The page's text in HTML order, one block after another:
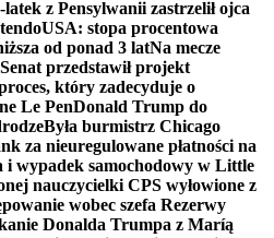
latek z Pensylwanii zastrzelił ojca
USA: stopa procentowa
od ponad 3 latNa mecze
przedstawił projekt
który zadecyduje o
Le PenDonald Trump do
Była burmistrz Chicago
za nieuregulowane płatności na
i wypadek samochodowy w Little
nauczycielki CPS wyłowione z
wobec szefa Rezerwy
Donalda Trumpa z Maríą